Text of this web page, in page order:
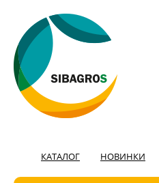
КАТАЛОГ НОВИНКИ